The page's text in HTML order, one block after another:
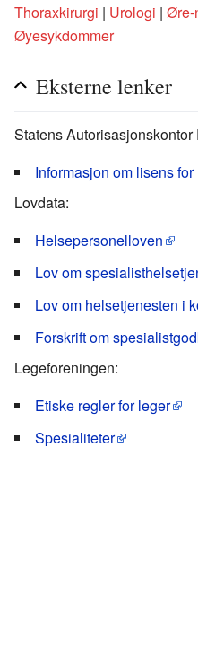
Thoraxkirurgi | Urologi | Øre-
Øyesykdommer
Eksterne lenker
Statens
Informasjon om lisens
Lovdata:
Helsepersonelloven
Lov om
Lov om helsetjenesten i
Forskrift om
Legeforeningen:
Etiske regler for leger
Spesialiteter